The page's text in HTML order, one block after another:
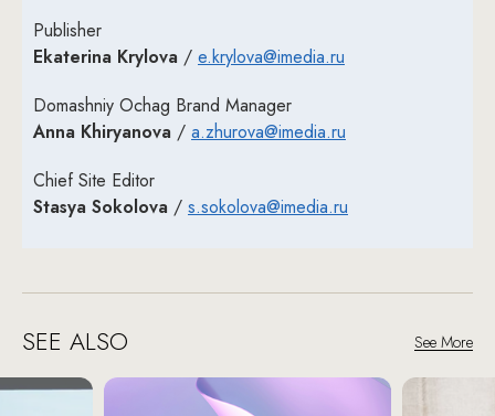
Publisher
Ekaterina Krylova / e.krylova@imedia.ru
Domashniy Ochag Brand Manager
Anna Khiryanova / a.zhurova@imedia.ru
Chief Site Editor
Stasya Sokolova / s.sokolova@imedia.ru
SEE ALSO See More